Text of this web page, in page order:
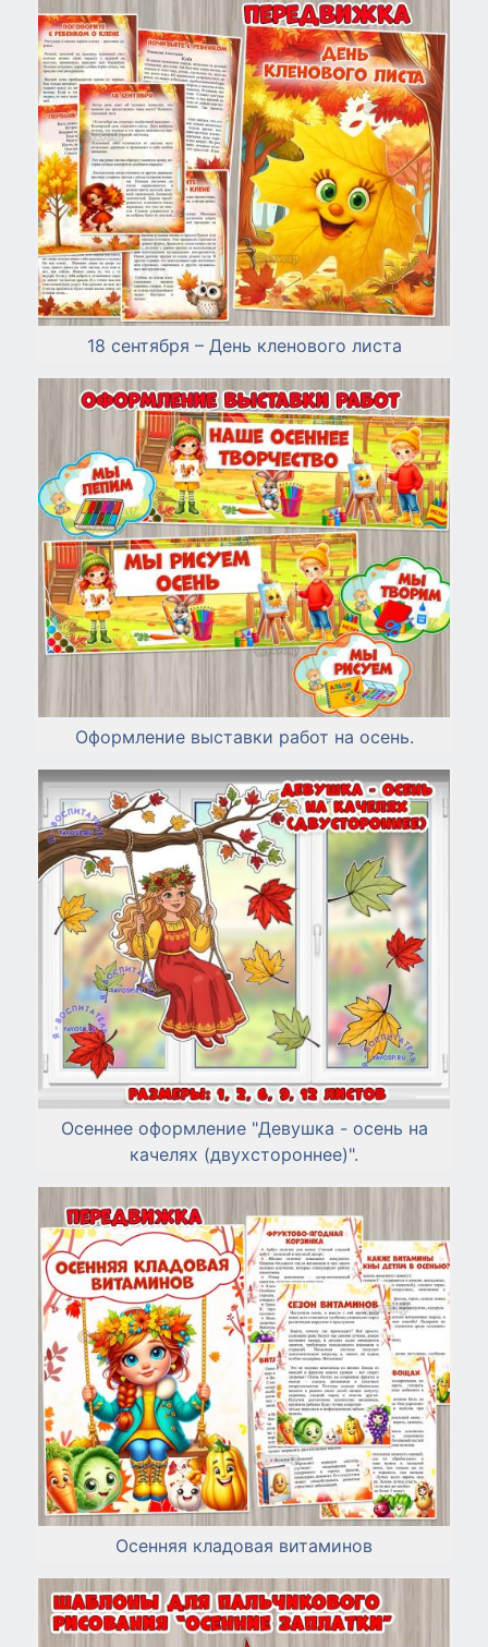
18 сентября – День кленового листа
Оформление выставки работ на осень.
Осеннее оформление "Девушка - осень на
качелях (двухстороннее)".
Осенняя кладовая витаминов